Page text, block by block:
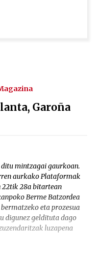
Garoña
mintzagai gaurkoan.
aurkako Plataformak
28a bitartean
Berme Batzordea
eta prozesua
digunez geldituta dago
luzapena